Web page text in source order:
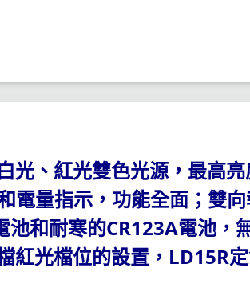
光、紅光雙色光源，最高
電量指示，功能全面；雙
和耐寒的CR123A電池，
紅光檔位的設置，LD15R